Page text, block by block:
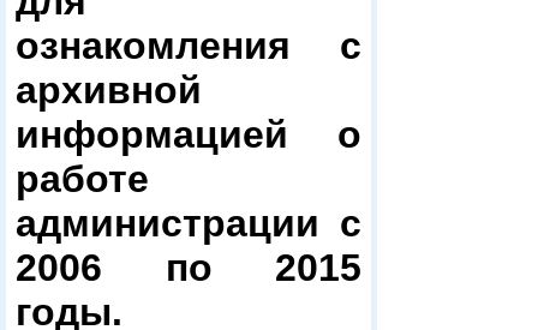
ознакомления с
архивной
информацией о
работе
администрации с
2006 по 2015
годы.